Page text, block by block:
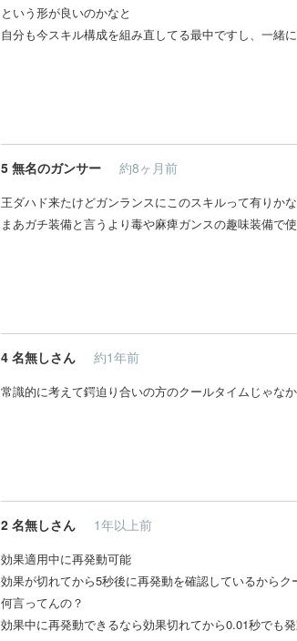
という形が良いのかなと
自分も今スキル構成を組み直してる最中ですし、一緒
5 無名のガンサー 約8ヶ月前
王ダハド来たけどガンランスにこのスキルって有りか
まあガチ装備と言うより毒や麻痺ガンスの趣味装備で
4 名無しさん 約1年前
常識的に考えて鍔迫り合いの方のクールタイムじゃな
2 名無しさん 1年以上前
効果適用中に再発動可能
効果が切れてから5秒後に再発動を確認しているから
何言ってんの？
効果中に再発動できるなら効果切れてから0.01秒でも